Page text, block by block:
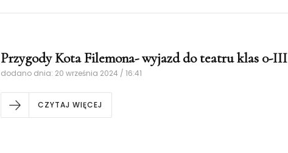
Przygody Kota Filemona- wyjazd do teatru klas 0-III
dodano dnia: 20 września 2024 / 16:41
CZYTAJ WIĘCEJ